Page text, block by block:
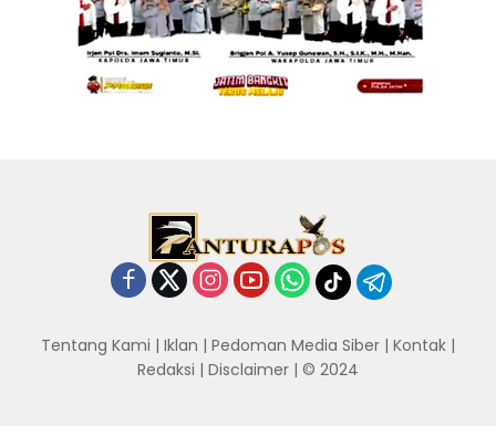
Tentang Kami | Iklan | Pedoman Media Siber | Kontak |
Redaksi | Disclaimer | © 2024